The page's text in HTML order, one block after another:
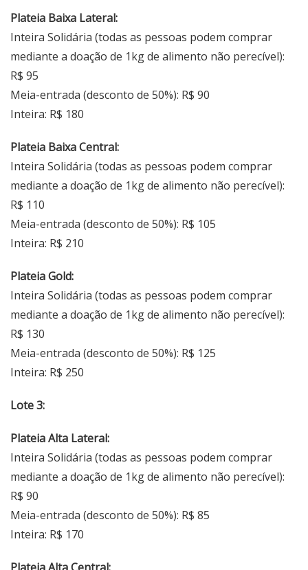
Plateia Baixa Lateral:
Inteira Solidária (todas as pessoas podem comprar
mediante a doação de 1kg de alimento não perecível):
R$ 95
Meia-entrada (desconto de 50%): R$ 90
Inteira: R$ 180
Plateia Baixa Central:
Inteira Solidária (todas as pessoas podem comprar
mediante a doação de 1kg de alimento não perecível):
R$ 110
Meia-entrada (desconto de 50%): R$ 105
Inteira: R$ 210
Plateia Gold:
Inteira Solidária (todas as pessoas podem comprar
mediante a doação de 1kg de alimento não perecível):
R$ 130
Meia-entrada (desconto de 50%): R$ 125
Inteira: R$ 250
Lote 3:
Plateia Alta Lateral:
Inteira Solidária (todas as pessoas podem comprar
mediante a doação de 1kg de alimento não perecível):
R$ 90
Meia-entrada (desconto de 50%): R$ 85
Inteira: R$ 170
Plateia Alta Central: